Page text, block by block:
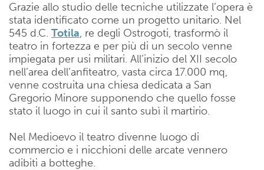
Grazie allo studio delle tecniche utilizzate l’opera è
stata identificato come un progetto unitario. Nel
545 d.C. Totila, re degli Ostrogoti, trasformò il
teatro in fortezza e per più di un secolo venne
impiegata per usi militari. All’inizio del XII secolo
nell’area dell’anfiteatro, vasta circa 17.000 mq,
venne costruita una chiesa dedicata a San
Gregorio Minore supponendo che quello fosse
stato il luogo in cui il santo subì il martirio.
Nel Medioevo il teatro divenne luogo di
commercio e i nicchioni delle arcate vennero
adibiti a botteghe.